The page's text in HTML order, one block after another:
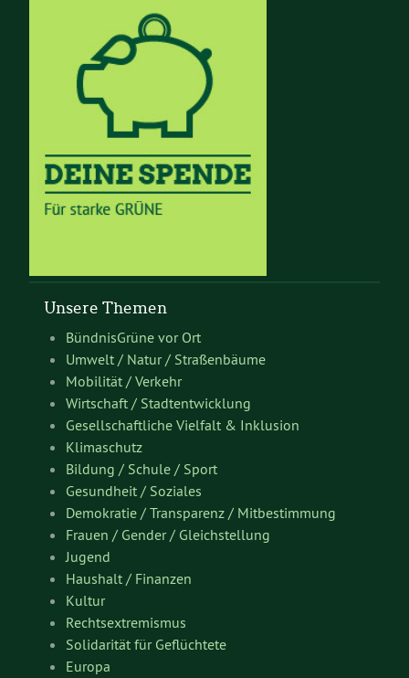
Unsere Themen
BündnisGrüne vor Ort
Umwelt / Natur / Straßenbäume
Mobilität / Verkehr
Wirtschaft / Stadtentwicklung
Gesellschaftliche Vielfalt & Inklusion
Klimaschutz
Bildung / Schule / Sport
Gesundheit / Soziales
Demokratie / Transparenz / Mitbestimmung
Frauen / Gender / Gleichstellung
Jugend
Haushalt / Finanzen
Kultur
Rechtsextremismus
Solidarität für Geflüchtete
Europa